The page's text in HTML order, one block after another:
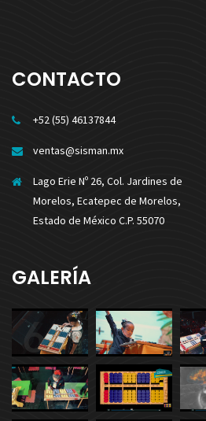
CONTACTO
+52 (55) 46137844
ventas@sisman.mx
Lago Erie Nº 26, Col. Jardines de
Morelos, Ecatepec de Morelos,
Estado de México C.P. 55070
GALERÍA